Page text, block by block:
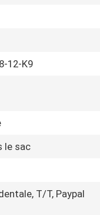
12-K9
le sac
T/T, Paypal